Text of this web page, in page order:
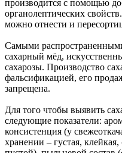
производится с помощью
органолептических
можно отнести и
Самыми
сахарный мёд,
сахарозы. Производство
фальсификацией, его
запрещена.
Для того чтобы выявить
следующие показатели:
консистенция (у
хранении – густая,